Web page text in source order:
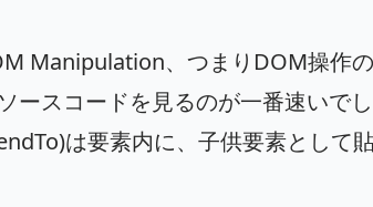
Manipulation、つまりDOM操作
ースコードを見るのが一番速いでし
は要素内に、子供要素として